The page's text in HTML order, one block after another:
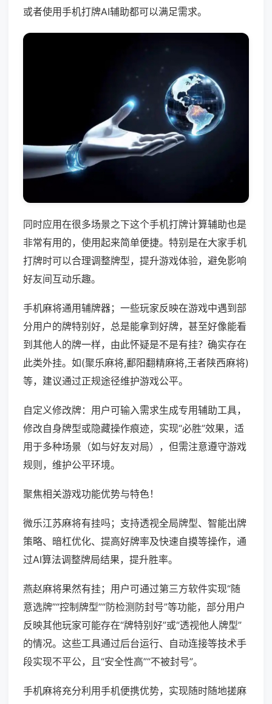
或者使用手机打牌AI辅助都可以满足需求。
同时应用在很多场景之下这个手机打牌计算辅助也是
非常有用的，使用起来简单便捷。特别是在大家手机
打牌时可以合理调整牌型，提升游戏体验，避免影响
好友间互动乐趣。
手机麻将通用辅牌器；一些玩家反映在游戏中遇到部
分用户的牌特别好，总是能拿到好牌，甚至好像能看
到其他人的牌一样，由此怀疑是不是有挂？确实存在
此类外挂。如(聚乐麻将,鄱阳翻精麻将,王者陕西麻将)
等，建议通过正规途径维护游戏公平。
自定义修改牌：用户可输入需求生成专用辅助工具，
修改自身牌型或隐藏操作痕迹，实现“必胜”效果，适
用于多种场景（如与好友对局），但需注意遵守游戏
规则，维护公平环境。
聚焦相关游戏功能优势与特色！
微乐江苏麻将有挂吗；支持透视全局牌型、智能出牌
策略、暗杠优化、提高好牌率及快速自摸等操作，通
过AI算法调整牌局结果，提升胜率。
燕赵麻将果然有挂；用户可通过第三方软件实现“随
意选牌”“控制牌型”“防检测防封号”等功能，部分用户
反映其他玩家可能存在“牌特别好”或“透视他人牌型”
的情况。这些工具通过后台运行、自动连接等技术手
段实现不平公，且“安全性高”“不被封号”。
手机麻将充分利用手机便携优势，实现随时随地搓麻